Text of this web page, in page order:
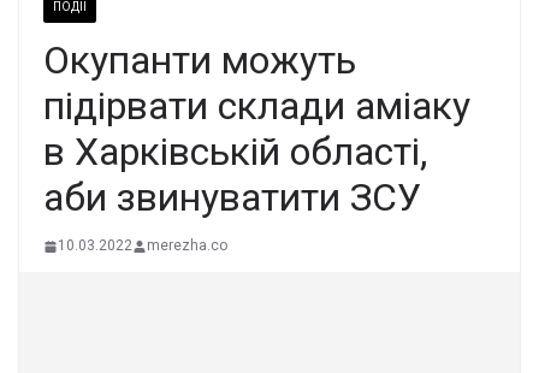
ПОДІЇ
Окупанти можуть
підірвати склади аміаку
в Харківській області,
аби звинуватити ЗСУ
10.03.2022 merezha.co